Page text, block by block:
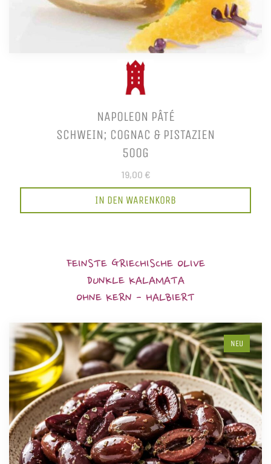
NAPOLEON PÂTÉ
SCHWEIN; COGNAC & PISTAZIEN
500G
19,00 €
IN DEN WARENKORB
FEINSTE GRIECHISCHE OLIVE
DUNKLE KALAMATA
OHNE KERN - HALBIERT
NEU